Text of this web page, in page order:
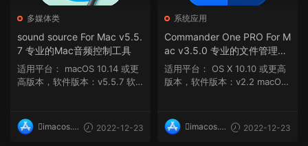
多媒体类
sound source For Mac v5.5.
7 专业的Mac音频控制工具
适用平台： macOS 10.14 或更
高版本，软件版本：v5.5.7 软
imacos.t
2022-12-23
系统应用
Commander One PRO For M
ac v3.5.0 专业的文件管理工
具
适用平台： OS X 10.10 或更高
版本，软件版本：v2.2 macOS
imacos.t
2022-12-23